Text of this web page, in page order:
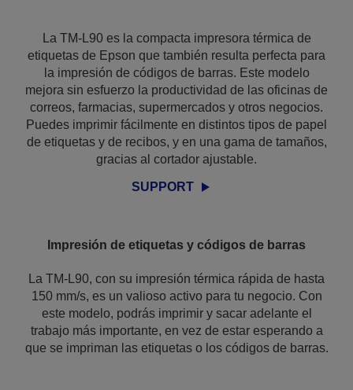
La TM-L90 es la compacta impresora térmica de
etiquetas de Epson que también resulta perfecta para
la impresión de códigos de barras. Este modelo
mejora sin esfuerzo la productividad de las oficinas de
correos, farmacias, supermercados y otros negocios.
Puedes imprimir fácilmente en distintos tipos de papel
de etiquetas y de recibos, y en una gama de tamaños,
gracias al cortador ajustable.
SUPPORT
Impresión de etiquetas y códigos de barras
La TM-L90, con su impresión térmica rápida de hasta
150 mm/s, es un valioso activo para tu negocio. Con
este modelo, podrás imprimir y sacar adelante el
trabajo más importante, en vez de estar esperando a
que se impriman las etiquetas o los códigos de barras.